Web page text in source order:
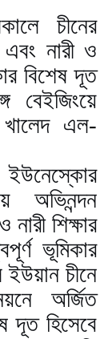
চীনের
এবং নারী ও
বিশেষ দূত
বেইজিংয়ে
এল-
ইউনেস্কোর
অভিনন্দন
শিক্ষার
ভূমিকার
চীনে
অর্জিত
দূত হিসেবে